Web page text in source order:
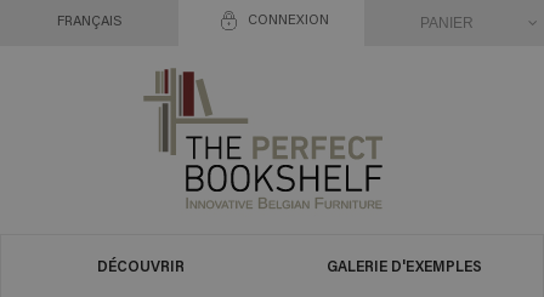
CONNEXION
FRANÇAIS PANIER
DÉCOUVRIR GALERIE D'EXEMPLES